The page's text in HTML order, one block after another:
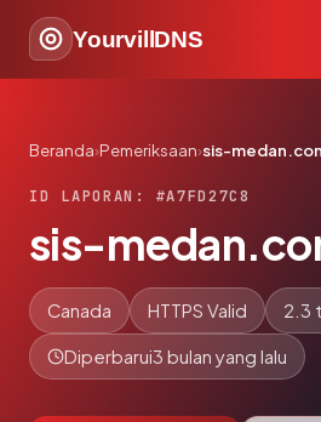
YourvillDNS
Beranda›Pemeriksaan›sis-
ID LAPORAN: #A7FD27C8
sis-
Canada HTTPS Valid 2.3
Diperbarui3 bulan yang lalu